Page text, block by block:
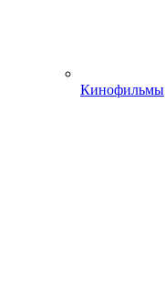
Кинофильмы